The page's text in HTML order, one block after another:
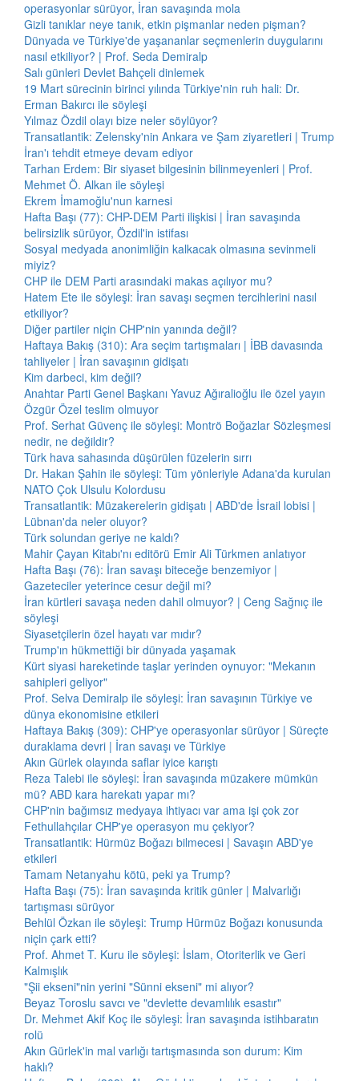
operasyonlar sürüyor, İran savaşında mola
Gizli tanıklar neye tanık, etkin pişmanlar neden pişman?
Dünyada ve Türkiye'de yaşananlar seçmenlerin duygularını
nasıl etkiliyor? | Prof. Seda Demiralp
Salı günleri Devlet Bahçeli dinlemek
19 Mart sürecinin birinci yılında Türkiye'nin ruh hali: Dr.
Erman Bakırcı ile söyleşi
Yılmaz Özdil olayı bize neler söylüyor?
Transatlantik: Zelensky'nin Ankara ve Şam ziyaretleri | Trump
İran'ı tehdit etmeye devam ediyor
Tarhan Erdem: Bir siyaset bilgesinin bilinmeyenleri | Prof.
Mehmet Ö. Alkan ile söyleşi
Ekrem İmamoğlu'nun karnesi
Hafta Başı (77): CHP-DEM Parti ilişkisi | İran savaşında
belirsizlik sürüyor, Özdil'in istifası
Sosyal medyada anonimliğin kalkacak olmasına sevinmeli
miyiz?
CHP ile DEM Parti arasındaki makas açılıyor mu?
Hatem Ete ile söyleşi: İran savaşı seçmen tercihlerini nasıl
etkiliyor?
Diğer partiler niçin CHP'nin yanında değil?
Haftaya Bakış (310): Ara seçim tartışmaları | İBB davasında
tahliyeler | İran savaşının gidişatı
Kim darbeci, kim değil?
Anahtar Parti Genel Başkanı Yavuz Ağıralioğlu ile özel yayın
Özgür Özel teslim olmuyor
Prof. Serhat Güvenç ile söyleşi: Montrö Boğazlar Sözleşmesi
nedir, ne değildir?
Türk hava sahasında düşürülen füzelerin sırrı
Dr. Hakan Şahin ile söyleşi: Tüm yönleriyle Adana'da kurulan
NATO Çok Ulsulu Kolordusu
Transatlantik: Müzakerelerin gidişatı | ABD'de İsrail lobisi |
Lübnan'da neler oluyor?
Türk solundan geriye ne kaldı?
Mahir Çayan Kitabı'nı editörü Emir Ali Türkmen anlatıyor
Hafta Başı (76): İran savaşı biteceğe benzemiyor |
Gazeteciler yeterince cesur değil mi?
İran kürtleri savaşa neden dahil olmuyor? | Ceng Sağnıç ile
söyleşi
Siyasetçilerin özel hayatı var mıdır?
Trump'ın hükmettiği bir dünyada yaşamak
Kürt siyasi hareketinde taşlar yerinden oynuyor: "Mekanın
sahipleri geliyor"
Prof. Selva Demiralp ile söyleşi: İran savaşının Türkiye ve
dünya ekonomisine etkileri
Haftaya Bakış (309): CHP'ye operasyonlar sürüyor | Süreçte
duraklama devri | İran savaşı ve Türkiye
Akın Gürlek olayında saflar iyice karıştı
Reza Talebi ile söyleşi: İran savaşında müzakere mümkün
mü? ABD kara harekatı yapar mı?
CHP'nin bağımsız medyaya ihtiyacı var ama işi çok zor
Fethullahçılar CHP'ye operasyon mu çekiyor?
Transatlantik: Hürmüz Boğazı bilmecesi | Savaşın ABD'ye
etkileri
Tamam Netanyahu kötü, peki ya Trump?
Hafta Başı (75): İran savaşında kritik günler | Malvarlığı
tartışması sürüyor
Behlül Özkan ile söyleşi: Trump Hürmüz Boğazı konusunda
niçin çark etti?
Prof. Ahmet T. Kuru ile söyleşi: İslam, Otoriterlik ve Geri
Kalmışlık
"Şii ekseni"nin yerini "Sünni ekseni" mi alıyor?
Beyaz Toroslu savcı ve "devlette devamlılık esastır"
Dr. Mehmet Akif Koç ile söyleşi: İran savaşında istihbaratın
rolü
Akın Gürlek'in mal varlığı tartışmasında son durum: Kim
haklı?